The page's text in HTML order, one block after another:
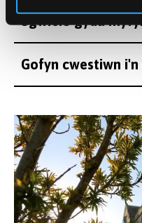
Sgwrsio gyda
Gofyn cwestiwn